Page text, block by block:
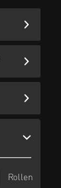
Rollen